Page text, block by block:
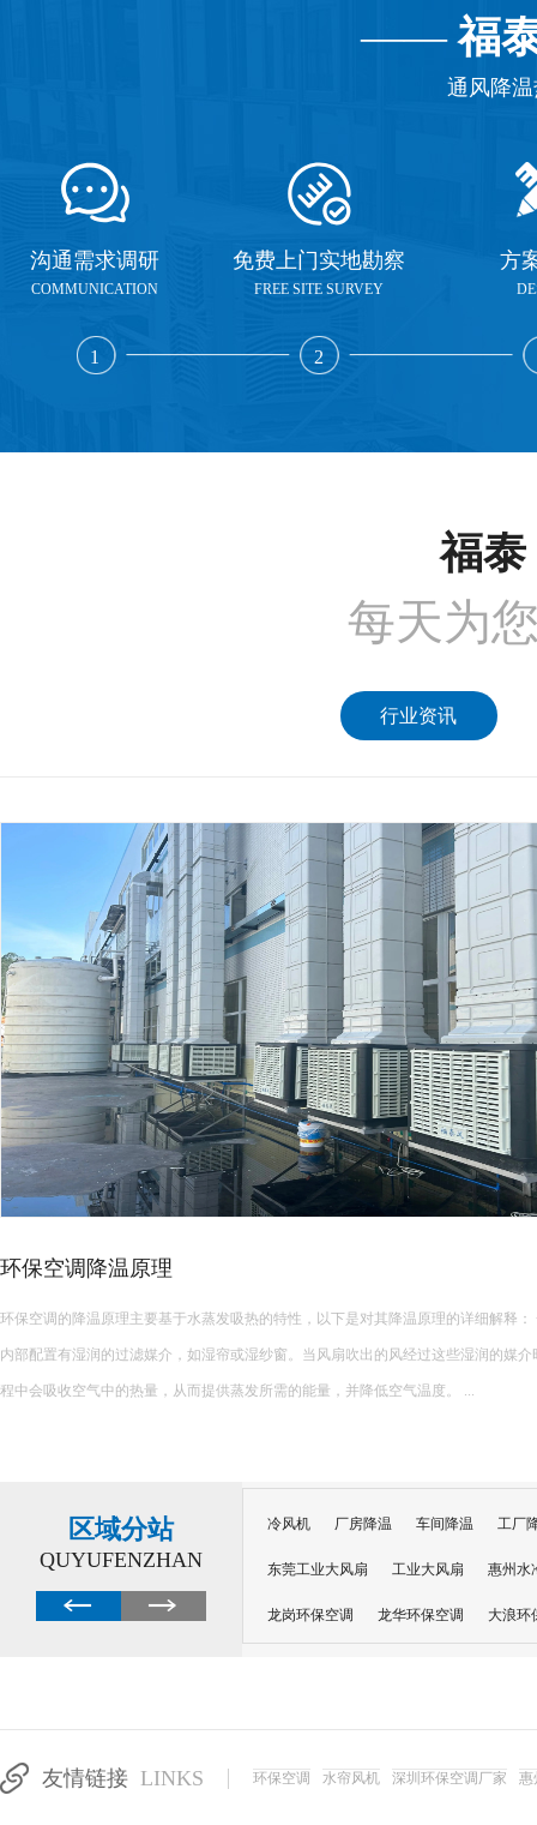
——福
通风降
沟通需求调研
COMMUNICATION
1
免费上门实地勘察
FREE SITE SURVEY
2
方
福泰
每天为
行业资讯
工业节能空调安装与运维实用…
工业节能空调的降温效果、使用寿命、节能效率，不仅取决于设备本身品质，更
运维管理。很多企业设备降温效果差、能耗偏高、故障率高，核心原因是安装不规
的安装与运维技巧，可最大化发挥设备性能，延长设备使用寿命...
区域分站
QUYUFENZHAN
冷风机 厂房降温 车间降温 工厂
东莞工业大风扇 工业大风扇 惠州水
龙岗环保空调 龙华环保空调 大浪环
友情链接 LINKS 环保空调 水帘风机 深圳环保空调厂家 惠